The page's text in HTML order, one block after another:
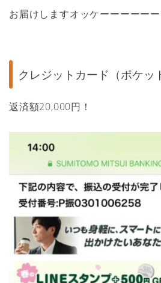
お届けしますオッケーーーーーー
クレジットカード（ポケッ
返済額20,000円！